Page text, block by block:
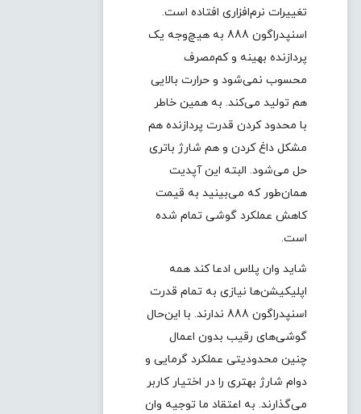
تغییرات نرم‌افزاری افتاده است.
اسنپدراگون 888 به هیچ‌وجه یک
پردازنده بهینه و کم‌مصرف
محسوب نمی‌شود و حرارت بالایی
هم تولید می‌کند. به همین خاطر
با محدود کردن قدرت پردازنده هم
مشکل داغ کردن و هم شارژ باتری
حل می‌شود. البته این آپدیت
همان‌طور که می‌بینید به قیمت
کاهش عملکرد گوشی تمام شده
است.
شاید وان پلاس ادعا کند همه
اپلیکیشن‌ها نیازی به تمام قدرت
اسنپدراگون 888 ندارند. با این‌حال
گوشی‌های رقیب بدون اعمال
چنین محدودیتی عملکرد گرمایی و
دوام شارژ بهتری را در اختیار کاربر
می‌گذارند. به اعتقاد ما توجیه وان